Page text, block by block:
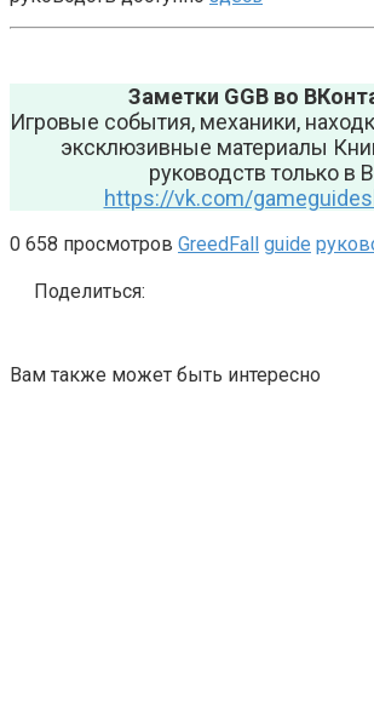
Заметки GGB во
Игровые события, механики,
эксклюзивные материалы
руководств только в
https://vk.com/
0 658 просмотров GreedFall guide
Поделиться:
Вам также может быть интересно